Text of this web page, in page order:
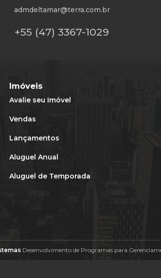
admdeltamar@terra.com.br
+55 (47) 3367-1029
Imóveis
Avalie seu Imóvel
Vendas
Lançamentos
Aluguel Anual
Aluguel de Temporada
Desenvolvimento de Programas para